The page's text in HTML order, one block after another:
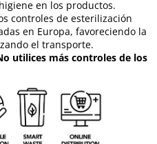
en los productos.
controles de esterilización
en Europa, favoreciendo la
el transporte.
utilices más controles de los